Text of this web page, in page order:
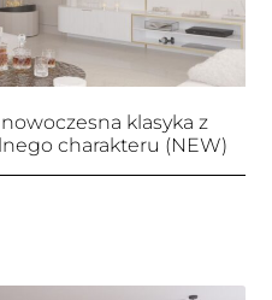
klasyka z
charakteru (NEW)